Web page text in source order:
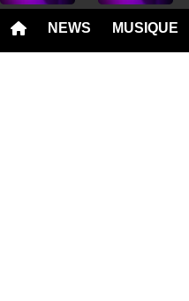
NEWS MUSIQUE